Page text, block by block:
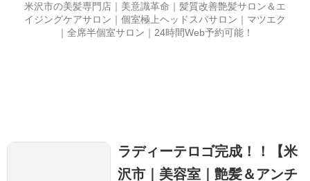
米沢市の美髪専門店｜美意識革命｜髪質改善艶髪サロン＆エ
イジングケアサロン｜個室極上ヘッドスパサロン｜マツエク
｜全席半個室サロン｜24時間Web予約可能！
ラディーテロゴ完成！！【米
沢市｜美容室｜艶髪＆アンチ